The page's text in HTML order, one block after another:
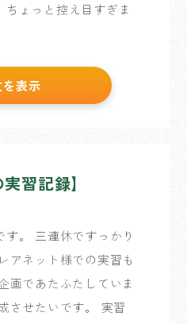
ょっと控え目すぎま
を表示
習記録】
。 三連休ですっかり
アネット様での実習も
画であたふたしていま
させたいです。 実習